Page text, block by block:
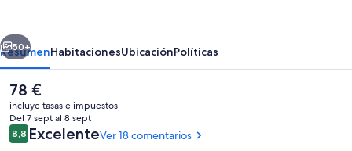
da
Garda
Siguiente
50+
ResumenHabitacionesUbicaciónPolíticas
El
precio
actual
es
de
78 €
incluye tasas e impuestos
Del 7 sept al 8 sept
Comentarios
8,88,8 de 10
ExcelenteVer 18 comentarios